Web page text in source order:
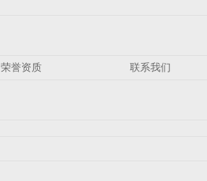
荣誉资质 联系我们